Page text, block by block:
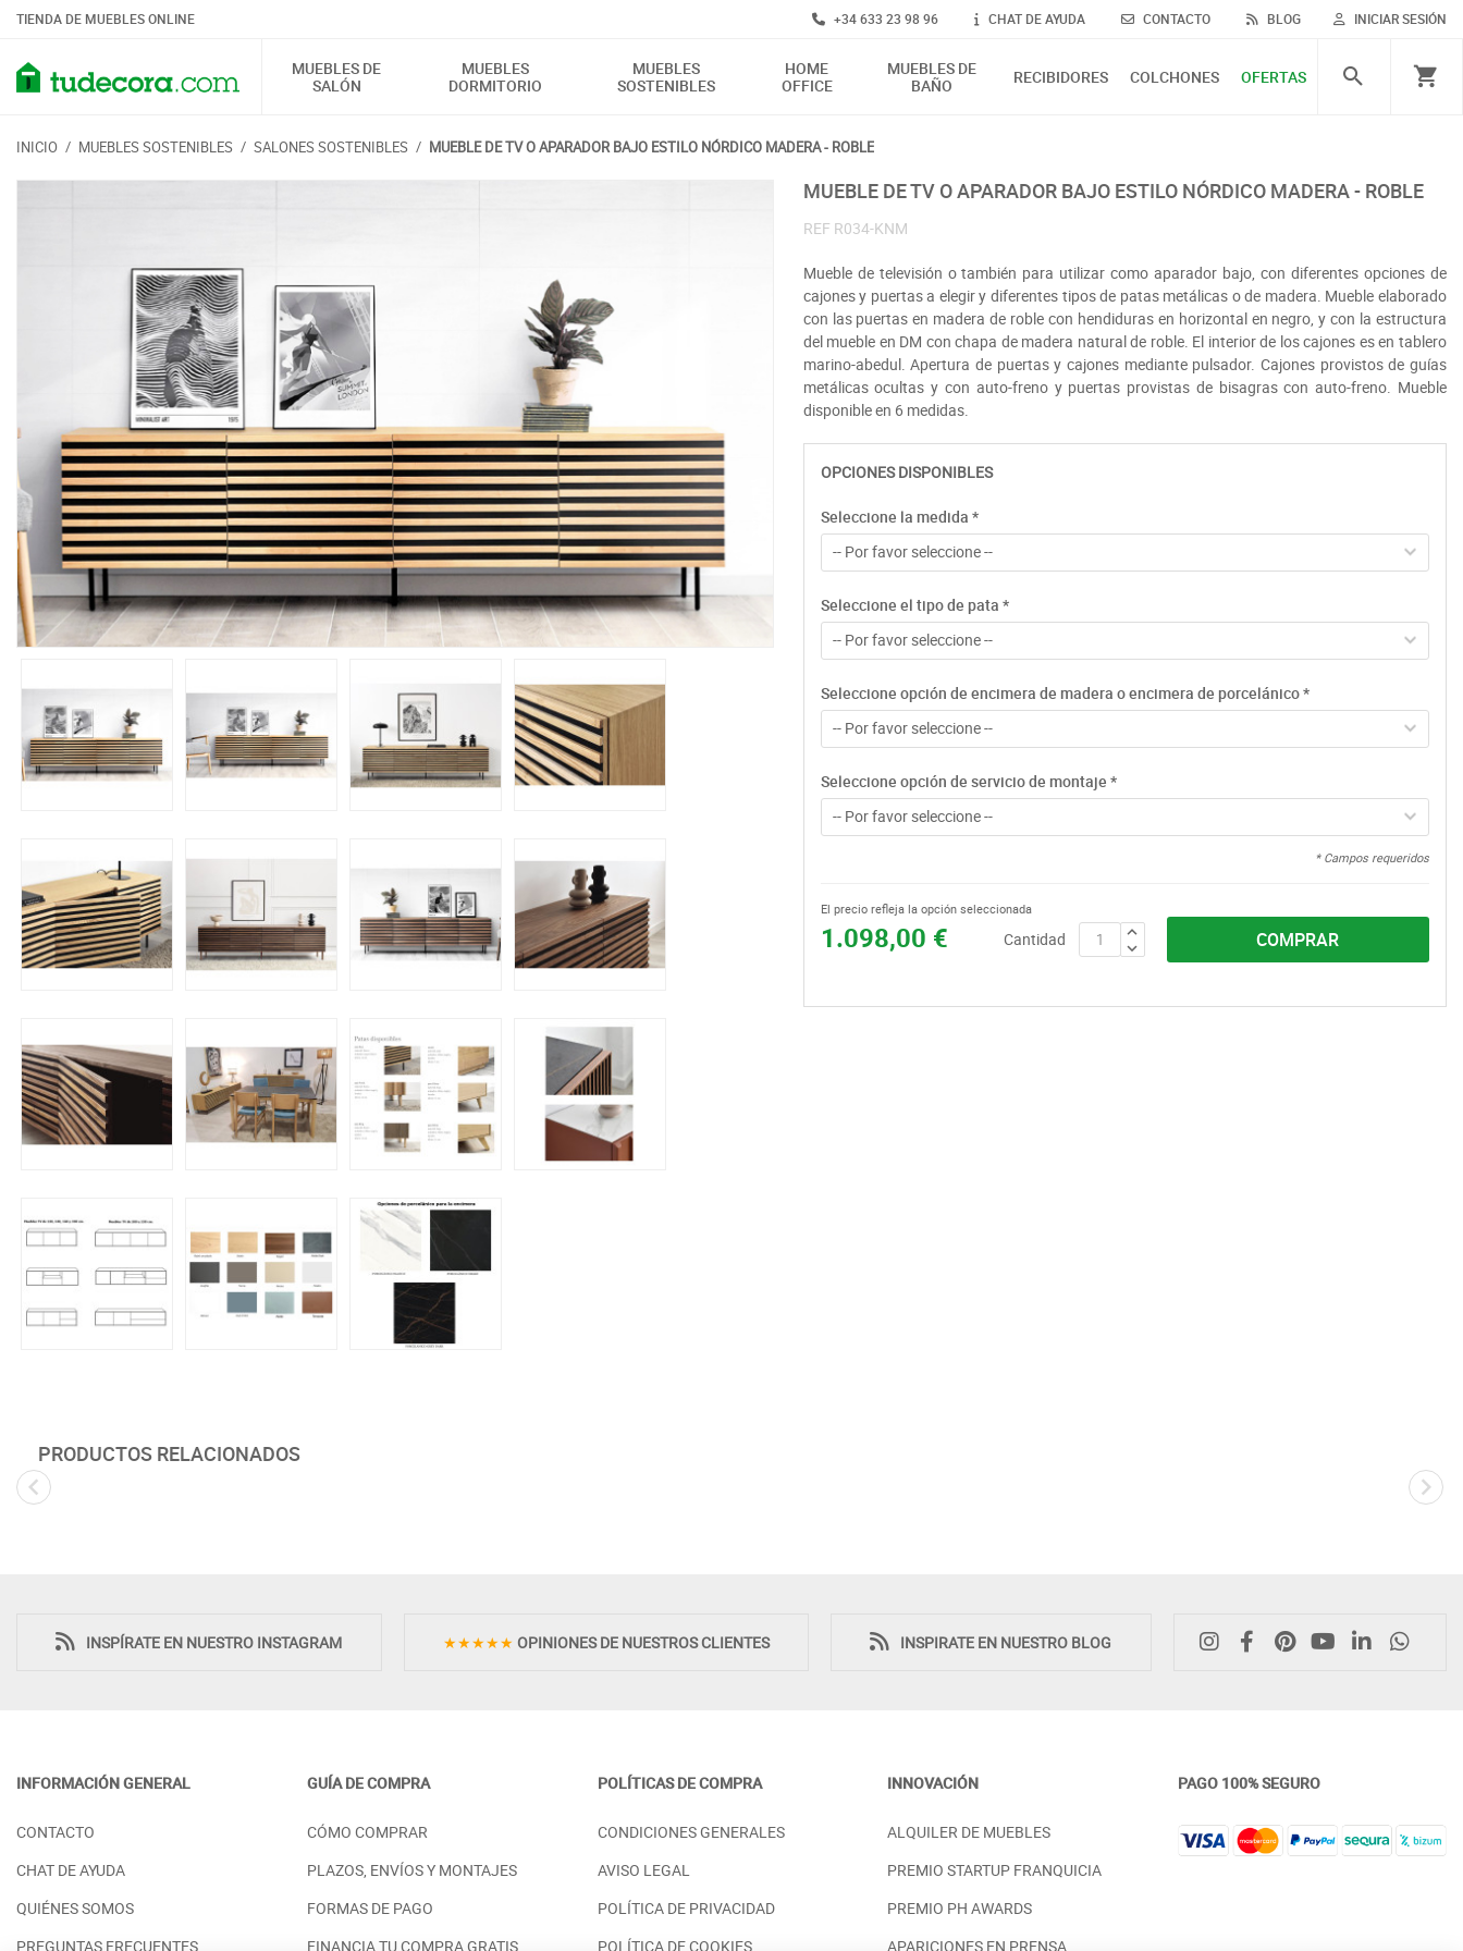
TIENDA DE MUEBLES ONLINE INICIAR SESIÓN
+34 633 23 98 96 CHAT DE AYUDA CONTACTO BLOG
MUEBLES DE
SALÓN
MUEBLES
DORMITORIO
MUEBLES
SOSTENIBLES
HOME
OFFICE
MUEBLES DE
BAÑO
RECIBIDORES COLCHONES OFERTAS
INICIO / MUEBLES SOSTENIBLES / SALONES SOSTENIBLES / MUEBLE DE TV O APARADOR BAJO ESTILO NÓRDICO MADERA - ROBLE
MUEBLE DE TV O APARADOR BAJO ESTILO NÓRDICO MADERA - ROBLE
REF R034-KNM
Mueble de televisión o también para utilizar como aparador bajo, con diferentes opciones de
cajones y puertas a elegir y diferentes tipos de patas metálicas o de madera. Mueble elaborado
con las puertas en madera de roble con hendiduras en horizontal en negro, y con la estructura
del mueble en DM con chapa de madera natural de roble. El interior de los cajones es en tablero
marino-abedul. Apertura de puertas y cajones mediante pulsador. Cajones provistos de guías
metálicas ocultas y con auto-freno y puertas provistas de bisagras con auto-freno. Mueble
disponible en 6 medidas.
OPCIONES DISPONIBLES
Seleccione la medida *
-- Por favor seleccione --
Seleccione el tipo de pata *
-- Por favor seleccione --
Seleccione opción de encimera de madera o encimera de porcelánico*
-- Por favor seleccione --
Seleccione opción de servicio de montaje *
-- Por favor seleccione --
* Campos requeridos
1.098,00 €
El precio refleja la opción seleccionada
Cantidad COMPRAR
PRODUCTOS RELACIONADOS
TAPIZADA Y PATAS EN MADERA -
PRECIO DESDE:
NÓRDICO JAPONESA TAPIZADA Y
PRECIO DESDE:
ESCANDINAVO PATAS EN MADERA
PRECIO DESDE:
NÓRDICO FABRICADA EN MADERA
PRECIO DESDE:
NÓRDICO CON PATAS
DE CRUCETA
INSPÍRATE EN NUESTRO INSTAGRAM ★★★★★ OPINIONES DE NUESTROS CLIENTES INSPIRATE EN NUESTRO BLOG
INFORMACIÓN GENERAL
CONTACTO
CHAT DE AYUDA
QUIÉNES SOMOS
PREGUNTAS FRECUENTES
GUÍA DE COMPRA
CÓMO COMPRAR
PLAZOS, ENVÍOS Y MONTAJES
FORMAS DE PAGO
FINANCIA TU COMPRA GRATIS
POLÍTICAS DE COMPRA
CONDICIONES GENERALES
AVISO LEGAL
POLÍTICA DE PRIVACIDAD
POLÍTICA DE COOKIES
INNOVACIÓN
ALQUILER DE MUEBLES
PREMIO STARTUP FRANQUICIA
PREMIO PH AWARDS
APARICIONES EN PRENSA
PAGO 100% SEGURO